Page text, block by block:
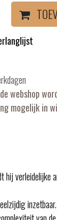
webshop
mogelijk in
verleidelijke